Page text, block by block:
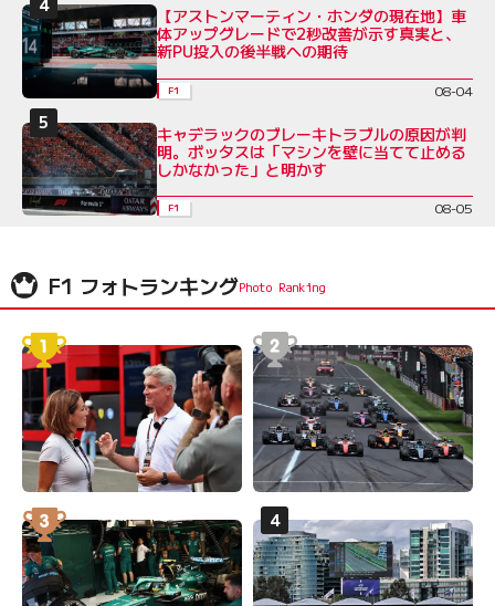
【アストンマーティン・ホンダの現在地】車
体アップグレードで2秒改善が示す真実と、
新PU投入の後半戦への期待
F1 08-04
キャデラックのブレーキトラブルの原因が判
明。ボッタスは「マシンを壁に当てて止める
しかなかった」と明かす
F1 08-05
F1 フォトランキング